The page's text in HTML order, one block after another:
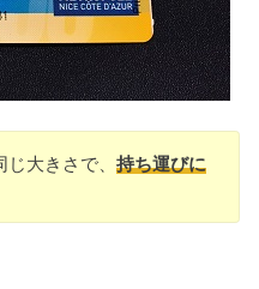
大きさで、 持ち運びに